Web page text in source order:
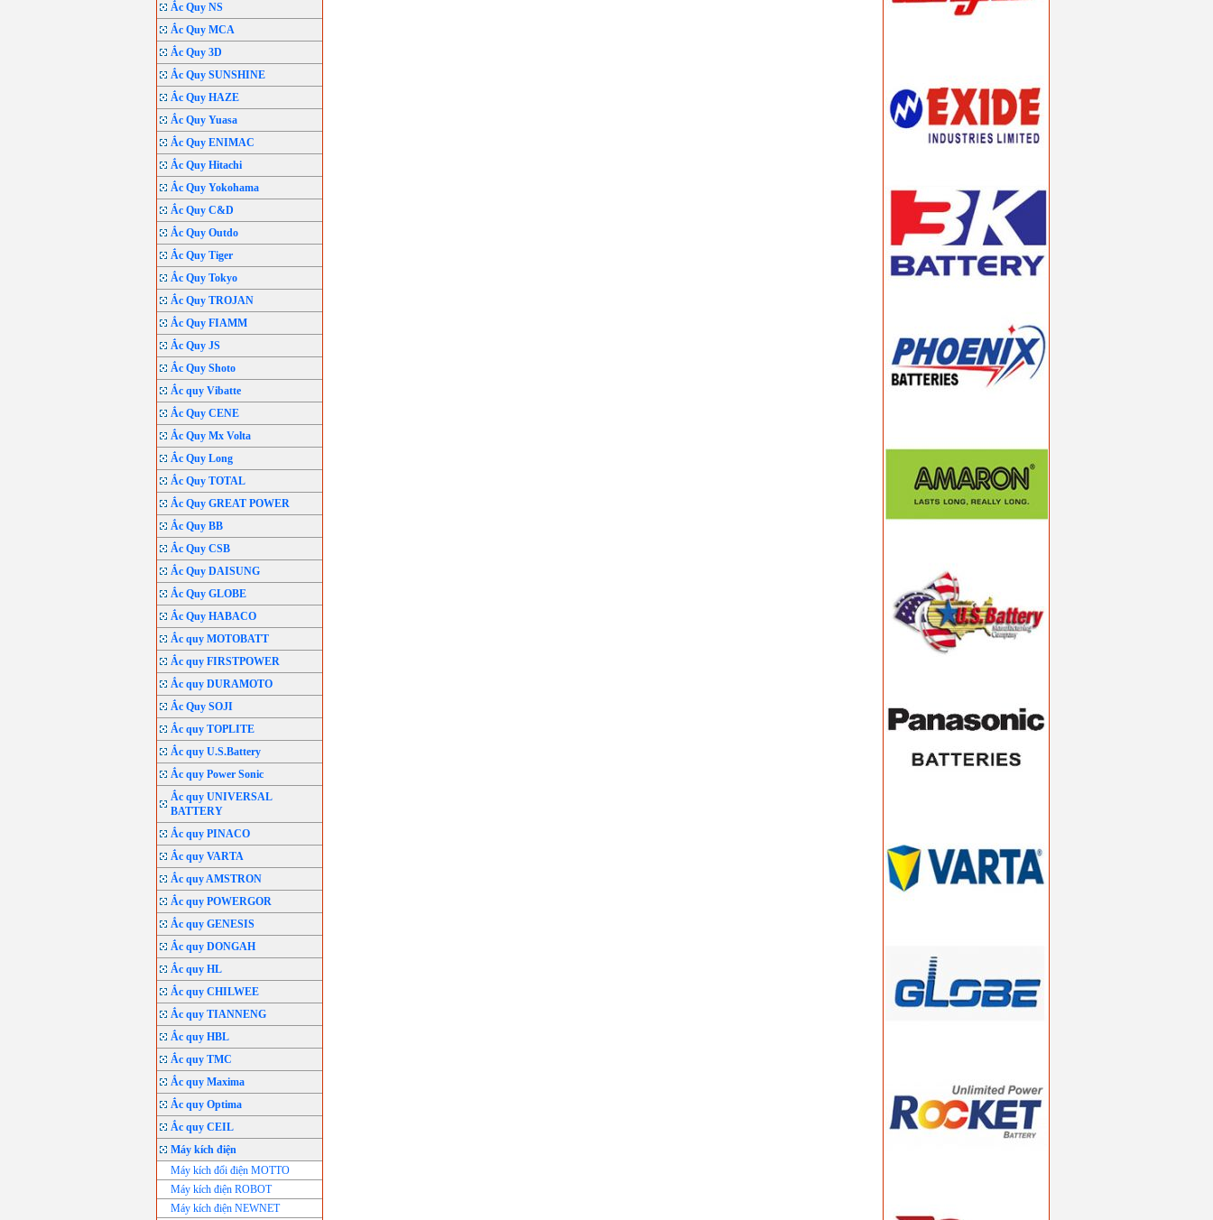
Ắc Quy NS
Ắc Quy MCA
Ắc Quy 3D
Ắc Quy SUNSHINE
Ắc Quy HAZE
Ắc Quy Yuasa
Ắc Quy ENIMAC
Ắc Quy Hitachi
Ắc Quy Yokohama
Ắc Quy C&D
Ắc Quy Outdo
Ắc Quy Tiger
Ắc Quy Tokyo
Ắc Quy TROJAN
Ắc Quy FIAMM
Ắc Quy JS
Ắc Quy Shoto
Ắc quy Vibatte
Ắc Quy CENE
Ắc Quy Mx Volta
Ắc Quy Long
Ắc Quy TOTAL
Ắc Quy GREAT POWER
Ắc Quy BB
Ắc Quy CSB
Ắc Quy DAISUNG
Ắc Quy GLOBE
Ắc Quy HABACO
Ắc quy MOTOBATT
Ắc quy FIRSTPOWER
Ắc quy DURAMOTO
Ắc Quy SOJI
Ắc quy TOPLITE
Ắc quy U.S.Battery
Ắc quy Power Sonic
Ắc quy UNIVERSAL
BATTERY
Ắc quy PINACO
Ắc quy VARTA
Ắc quy AMSTRON
Ắc quy POWERGOR
Ắc quy GENESIS
Ắc quy DONGAH
Ắc quy HL
Ắc quy CHILWEE
Ắc quy TIANNENG
Ắc quy HBL
Ắc quy TMC
Ắc quy Maxima
Ắc quy Optima
Ắc quy CEIL
Máy kích điện
Máy kích đổi điện MOTTO
Máy kích điện ROBOT
Máy kích điện NEWNET